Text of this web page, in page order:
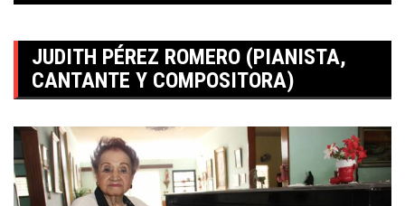
JUDITH PÉREZ ROMERO (PIANISTA,
CANTANTE Y COMPOSITORA)